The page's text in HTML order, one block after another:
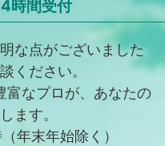
時間受付
な点がございました
ください。
富なプロが、あなたの
ます。
年末年始除く）